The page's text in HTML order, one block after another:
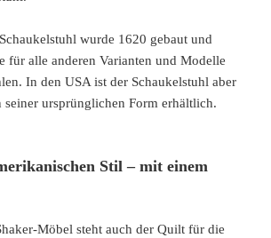
wurde 1620 gebaut und
für alle anderen Varianten und Modelle
In den USA ist der Schaukelstuhl aber
seiner ursprünglichen Form erhältlich.
Stil – mit einem
Möbel steht auch der Quilt für die